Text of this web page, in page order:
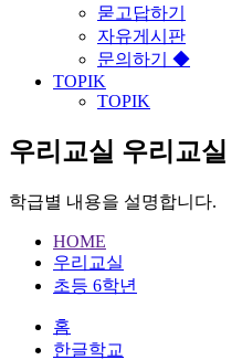
묻고답하기
자유게시판
문의하기 ◆
TOPIK
TOPIK
우리교실 우리교실
학급별 내용을 설명합니다.
HOME
우리교실
초등 6학년
홈
한글학교